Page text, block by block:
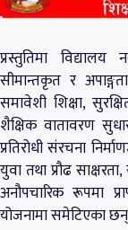
प्रस्तुतिमा
सीमान्तकृत र
समावेशी शिक्षा,
शैक्षिक वातावरण
प्रतिरोधी संरचना
युवा तथा प्रौढ
अनौपचारिक रूपमा
योजनामा समेटिएका